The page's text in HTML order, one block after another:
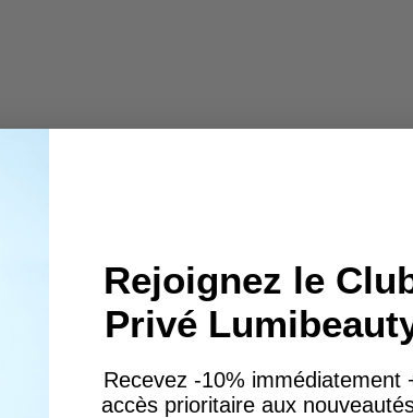
230°C pour cheveux normaux.
du lissage.
Rejoignez le
Privé
Recevez -10% immédiatement
accès prioritaire aux